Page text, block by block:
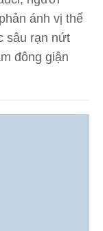
ánh vị thế
sâu rạn nứt
đông giận